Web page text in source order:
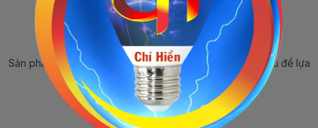
Sản phẩm ngừng bán
Sản phẩm này hiện tại đã ngừng bán. Hãy trở về trang chủ để lựa
chọn sản phẩm khác.
Quay lại trang chủ